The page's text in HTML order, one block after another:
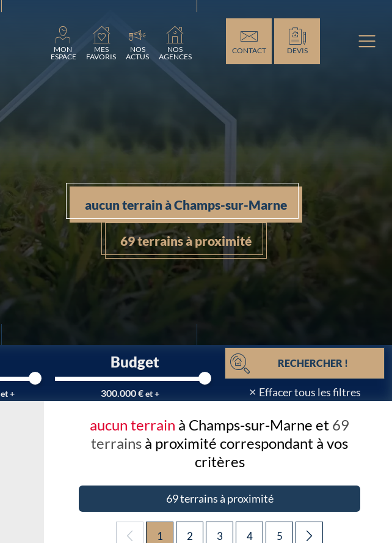
MON
ESPACE
Chargement...
MES
FAVORIS
NOS
ACTUS
NOS
AGENCES
CONTACT DEVIS
aucun terrain à Champs-sur-Marne
69 terrains à proximité
et +
Budget
300.000 €et +
RECHERCHER !
× Effacer tous les filtres
aucun terrain à Champs-sur-Marne et 69
terrains à proximité correspondant à vos
critères
69 terrains à proximité
1 2 3 4 5